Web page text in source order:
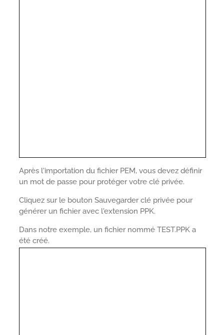
Après l'importation du fichier PEM, vous devez définir
un mot de passe pour protéger votre clé privée.
Cliquez sur le bouton Sauvegarder clé privée pour
générer un fichier avec l'extension PPK.
Dans notre exemple, un fichier nommé TEST.PPK a
été créé.